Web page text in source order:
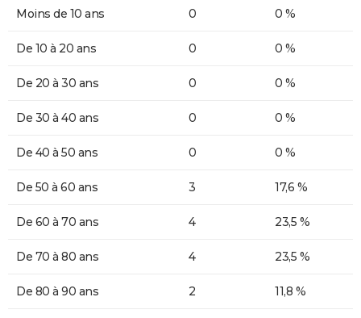
Moins de 10 ans 0 0 %
De 10 à 20 ans 0 0 %
De 20 à 30 ans 0 0 %
De 30 à 40 ans 0 0 %
De 40 à 50 ans 0 0 %
De 50 à 60 ans 3 17,6 %
De 60 à 70 ans 4 23,5 %
De 70 à 80 ans 4 23,5 %
De 80 à 90 ans 2 11,8 %